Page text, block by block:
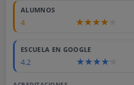
ALUMNOS
4
ESCUELA EN GOOGLE
4.2